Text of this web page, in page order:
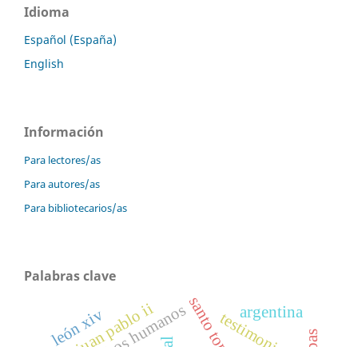
Idioma
Español (España)
English
Información
Para lectores/as
Para autores/as
Para bibliotecarios/as
Palabras clave
testimonio
argentina
juan pablo ii
león xiv